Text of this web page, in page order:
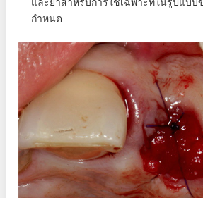
และยาสำหรับการใช้เฉพาะที่ในรูปแบบ
กำหนด